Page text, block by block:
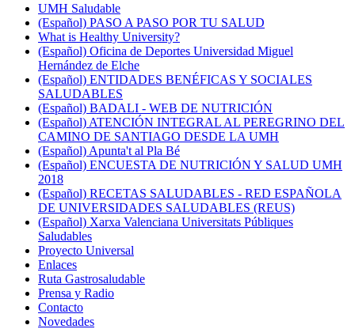
UMH Saludable
(Español) PASO A PASO POR TU SALUD
What is Healthy University?
(Español) Oficina de Deportes Universidad Miguel
Hernández de Elche
(Español) ENTIDADES BENÉFICAS Y SOCIALES
SALUDABLES
(Español) BADALI - WEB DE NUTRICIÓN
(Español) ATENCIÓN INTEGRAL AL PEREGRINO DEL
CAMINO DE SANTIAGO DESDE LA UMH
(Español) Apunta't al Pla Bé
(Español) ENCUESTA DE NUTRICIÓN Y SALUD UMH
2018
(Español) RECETAS SALUDABLES - RED ESPAÑOLA
DE UNIVERSIDADES SALUDABLES (REUS)
(Español) Xarxa Valenciana Universitats Públiques
Saludables
Proyecto Universal
Enlaces
Ruta Gastrosaludable
Prensa y Radio
Contacto
Novedades